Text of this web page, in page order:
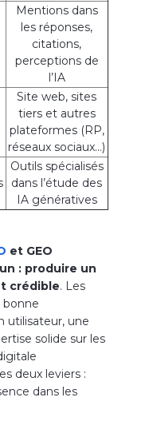
Mentions dans
les réponses,
citations,
perceptions de
l’IA
Site web, sites
tiers et autres
plateformes (RP,
réseaux sociaux…)
Outils spécialisés
dans l’étude des
IA génératives
et GEO
: produire un
crédible. Les
bonne
utilisateur, une
solide sur les
deux leviers :
dans les